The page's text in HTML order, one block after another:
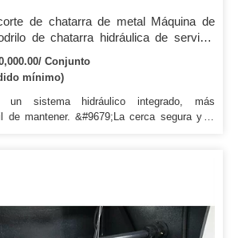
de chatarra de metal Máquina de
de chatarra hidráulica de servicio
de corte de pórtico
Conjunto
mínimo)
un sistema hidráulico integrado, más
de mantener. &#9679;La cerca segura y el